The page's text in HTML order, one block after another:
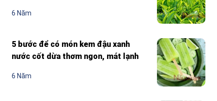
6 Năm
5 bước để có món kem đậu xanh
nước cốt dừa thơm ngon, mát lạnh
6 Năm